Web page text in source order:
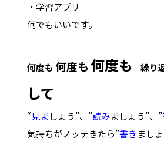
・学習アプリ
何でもいいです。
何度も 何度も 何度も 繰り
して
“見ま しょう”、”読みましょう”、”
気持ちがノッテきたら”書き まし